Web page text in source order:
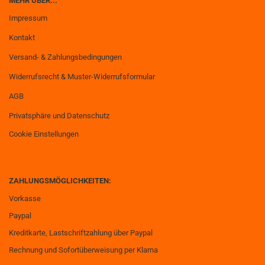
Impressum
Kontakt
Versand- & Zahlungsbedingungen
Widerrufsrecht & Muster-Widerrufsformular
AGB
Privatsphäre und Datenschutz
Cookie Einstellungen
ZAHLUNGSMÖGLICHKEITEN:
Vorkasse
Paypal
Kreditkarte, Lastschriftzahlung über Paypal
Rechnung und Sofortüberweisung per Klarna